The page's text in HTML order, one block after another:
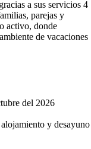
a sus servicios 4
parejas y
activo, donde
de vacaciones
del 2026
y desayuno